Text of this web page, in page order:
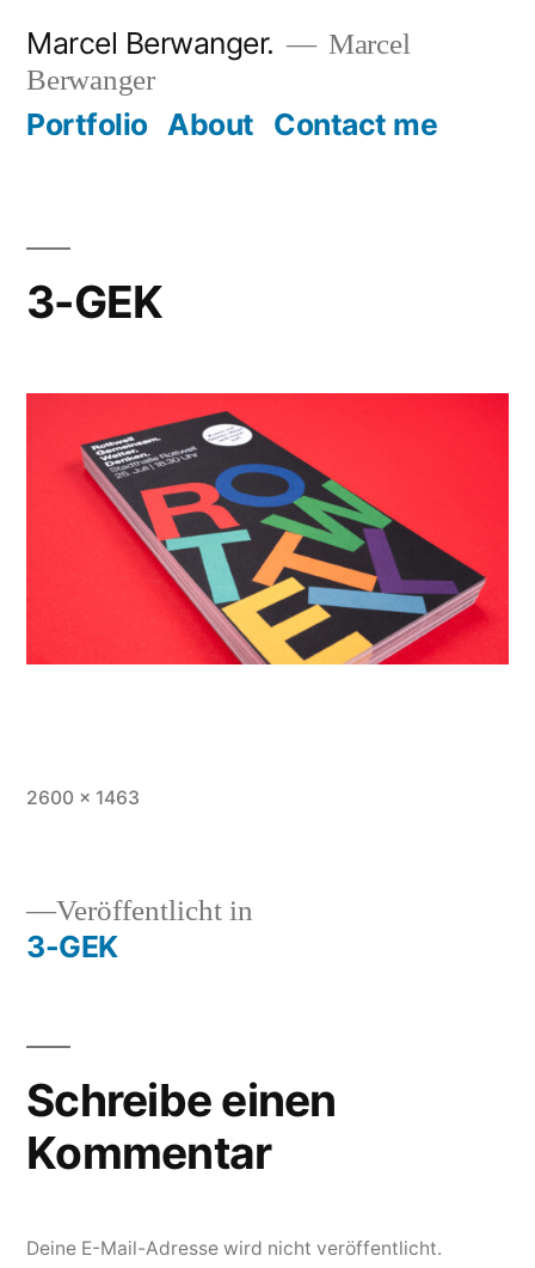
Inhalt
springen
Marcel Berwanger.
Marcel
Berwanger
Portfolio About Contact me
3-GEK
Vollständige
2600 × 1463
Beitragsnavigation
Veröffentlicht in
3-GEK
Schreibe einen
Kommentar
Deine E-Mail-Adresse wird nicht veröffentlicht.